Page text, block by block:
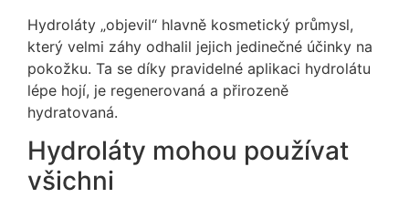
Hydroláty „objevil“ hlavně kosmetický průmysl,
který velmi záhy odhalil jejich jedinečné účinky na
pokožku. Ta se díky pravidelné aplikaci hydrolátu
lépe hojí, je regenerovaná a přirozeně
hydratovaná.
Hydroláty mohou používat
všichni